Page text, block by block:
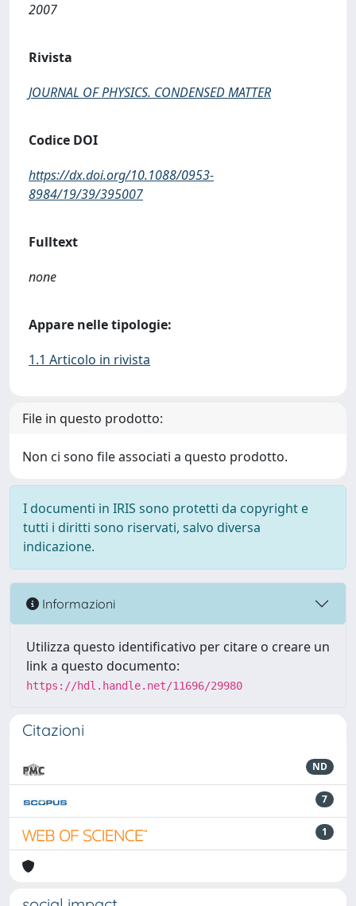
2007
Rivista
JOURNAL OF PHYSICS. CONDENSED MATTER
Codice DOI
https://dx.doi.org/10.1088/0953-
8984/19/39/395007
Fulltext
none
Appare nelle tipologie:
1.1 Articolo in rivista
File in questo prodotto:
Non ci sono file associati a questo prodotto.
I documenti in IRIS sono protetti da copyright e
tutti i diritti sono riservati, salvo diversa
indicazione.
Informazioni
Utilizza questo identificativo per citare o creare un
link a questo documento:
https://hdl.handle.net/11696/29980
Citazioni
ND
7
1